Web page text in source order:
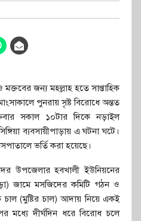
জন্য মহল্লাহ হতে সাপ্তাহিক
পুনরায় সৃষ্ট বিরোধে অন্তত
সকাল ১০টার দিকে নড়াইল
ব্যবসায়ীপাড়ায় এ ঘটনা ঘটে।
ভর্তি করা হয়েছে।
উপজেলার হবখালী ইউনিয়নের
জামে মসজিদের কমিটি গঠন ও
চাল (মুষ্টির চাল) আদায় নিয়ে একই
মধ্যে দীর্ঘদিন ধরে বিরোধ চলে